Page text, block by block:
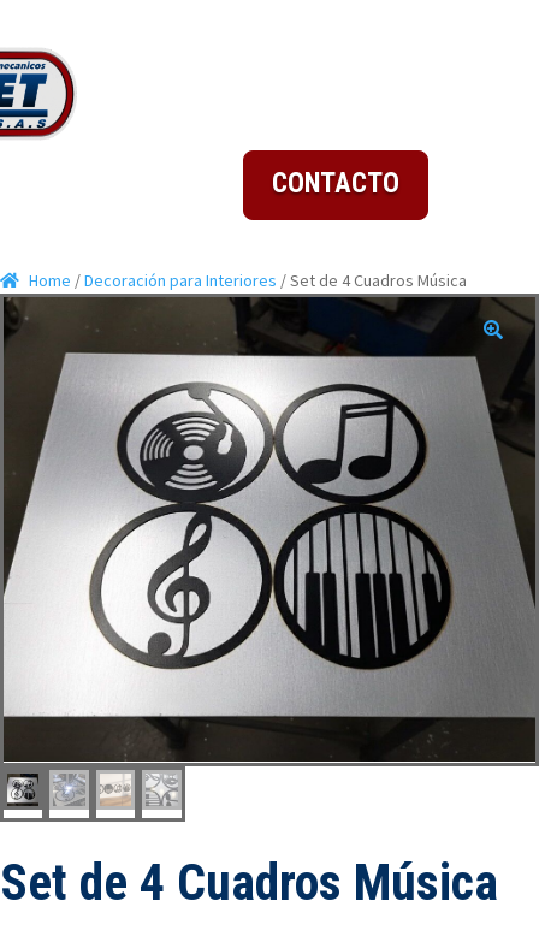
CONTACTO
Home /Decoración para Interiores / Set de 4 Cuadros Música
Set de 4 Cuadros Música